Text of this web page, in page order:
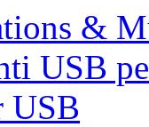
&
USB
USB